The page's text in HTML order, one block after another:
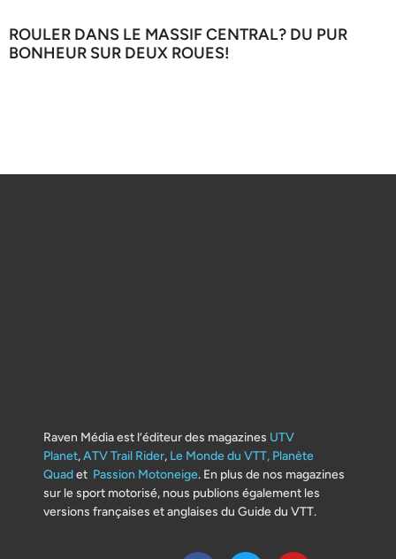
ROULER DANS LE MASSIF CENTRAL? DU PUR
BONHEUR SUR DEUX ROUES!
Raven Média est l’éditeur des magazines UTV
Planet,ATV Trail Rider, Le Monde du VTT, Planète
Quadet Passion Motoneige. En plus de nos magazines
sur le sport motorisé, nous publions également les
versions françaises et anglaises du Guide du VTT.